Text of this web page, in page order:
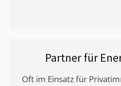
Partner für
Oft im Einsatz für